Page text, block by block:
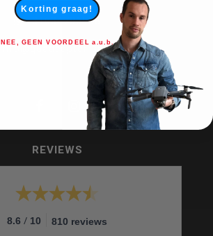
+31634786988
info@quadcopter-shop.nl
REVIEWS
8.6 / 10 810 reviews
Korting graag!
NEE, GEEN VOORDEEL a.u.b.